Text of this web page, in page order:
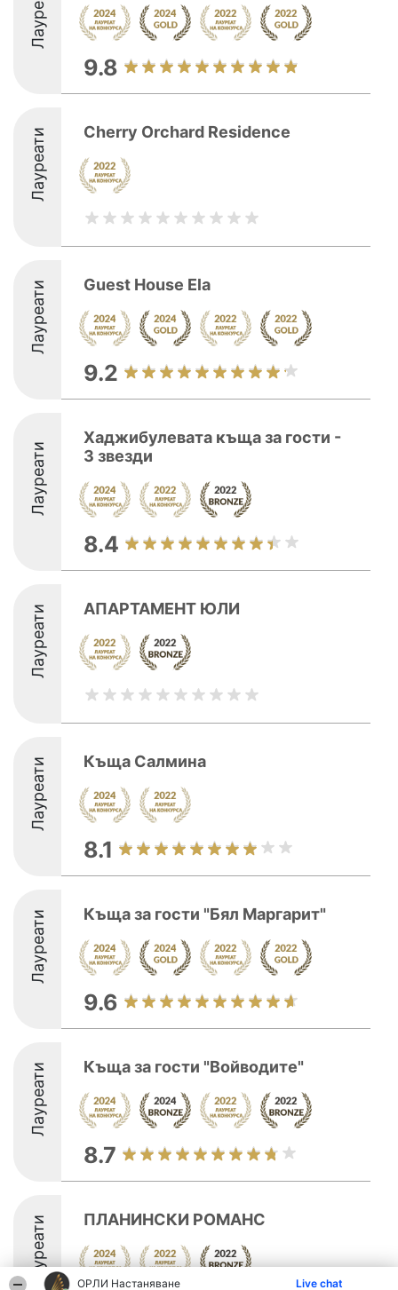
ОРЛИ Настаняване Live chat
9.8
Лауреати Cherry Orchard Residence
Лауреати Guest House Ela
9.2
Лауреати
Хаджибулевата къща за гости -
3 звезди
8.4
Лауреати АПАРТАМЕНТ ЮЛИ
Лауреати Къща Салмина
8.1
Лауреати Къща за гости "Бял Маргарит"
9.6
Лауреати Къща за гости "Войводите"
8.7
Лауреати ПЛАНИНСКИ РОМАНС